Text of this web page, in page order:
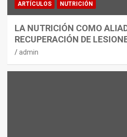
ARTÍCULOS NUTRICIÓN
LA NUTRICIÓN COMO
RECUPERACIÓN DE
admin